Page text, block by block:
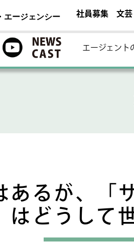
エージェンシー 社員募集 文
エージェント
あるが、「
はどうして